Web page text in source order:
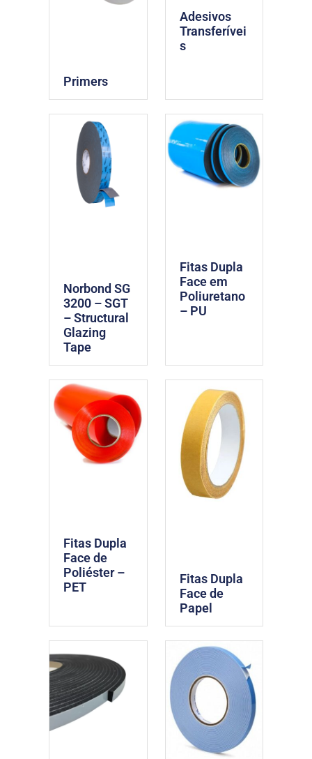
Primers
Adesivos
Transferívei
s
Norbond SG
3200 – SGT
– Structural
Glazing
Tape
Fitas Dupla
Face em
Poliuretano
– PU
Fitas Dupla
Face de
Poliéster –
PET
Fitas Dupla
Face de
Papel